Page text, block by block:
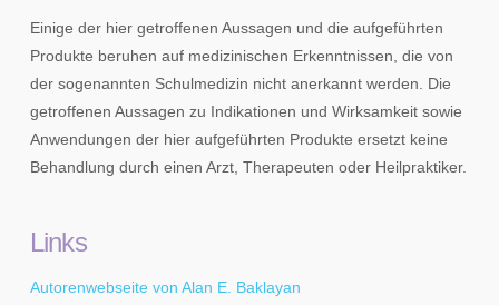
Einige der hier getroffenen Aussagen und die aufgeführten
Produkte beruhen auf medizinischen Erkenntnissen, die von
der sogenannten Schulmedizin nicht anerkannt werden. Die
getroffenen Aussagen zu Indikationen und Wirksamkeit sowie
Anwendungen der hier aufgeführten Produkte ersetzt keine
Behandlung durch einen Arzt, Therapeuten oder Heilpraktiker.
Links
Autorenwebseite von Alan E. Baklayan